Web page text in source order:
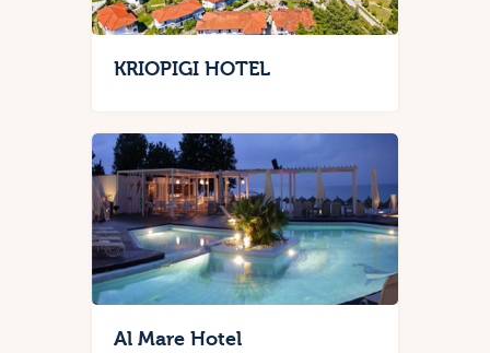
KRIOPIGI HOTEL
Al Mare Hotel